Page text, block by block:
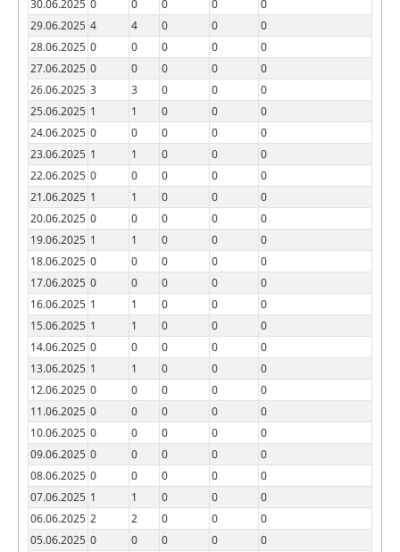
30.06.2025 0 0 0 0
0
29.06.2025 4 4 0 0
0
28.06.2025 0 0 0 0
0
27.06.2025 0 0 0 0
0
26.06.2025 3 3 0 0
0
25.06.2025 1 1 0 0
0
24.06.2025 0 0 0 0
0
23.06.2025 1 1 0 0
0
22.06.2025 0 0 0 0
0
21.06.2025 1 1 0 0
0
20.06.2025 0 0 0 0
0
19.06.2025 1 1 0 0
0
18.06.2025 0 0 0 0
0
17.06.2025 0 0 0 0
0
16.06.2025 1 1 0 0
0
15.06.2025 1 1 0 0
0
14.06.2025 0 0 0 0
0
13.06.2025 1 1 0 0
0
12.06.2025 0 0 0 0
0
11.06.2025 0 0 0 0
0
10.06.2025 0 0 0 0
0
09.06.2025 0 0 0 0
0
08.06.2025 0 0 0 0
0
07.06.2025 1 1 0 0
0
06.06.2025 2 2 0 0
0
05.06.2025 0 0 0 0
0